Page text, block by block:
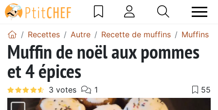
Recettes Autre Recette de muffins Muffins
Muffin de noël aux pommes
et 4 épices